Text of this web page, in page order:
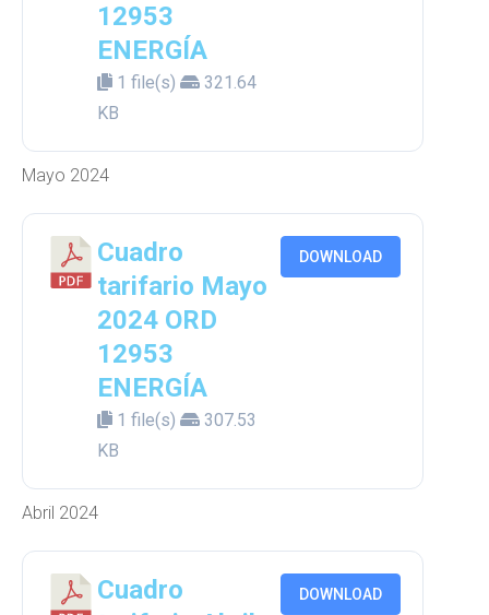
12953
ENERGÍA
1 file(s)
321.64
KB
Mayo 2024
Cuadro
tarifario Mayo
2024 ORD
12953
ENERGÍA
1 file(s)
307.53
KB
DOWNLOAD
Abril 2024
Cuadro
DOWNLOAD